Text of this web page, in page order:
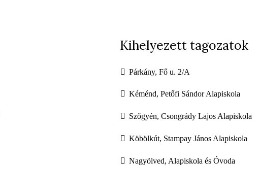
Kihelyezett tagozatok
Párkány, Fő u. 2/A
Kéménd, Petőfi Sándor Alapiskola
Szőgyén, Csongrády Lajos Alapiskola
Köbölkút, Stampay János Alapiskola
Nagyölved, Alapiskola és Óvoda